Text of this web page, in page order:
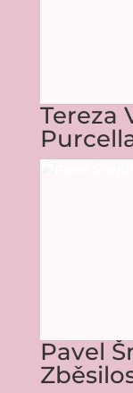
Tereza
Pavel